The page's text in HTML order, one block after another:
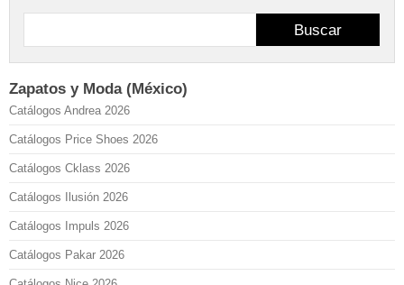
Buscar
Zapatos y Moda (México)
Catálogos Andrea 2026
Catálogos Price Shoes 2026
Catálogos Cklass 2026
Catálogos Ilusión 2026
Catálogos Impuls 2026
Catálogos Pakar 2026